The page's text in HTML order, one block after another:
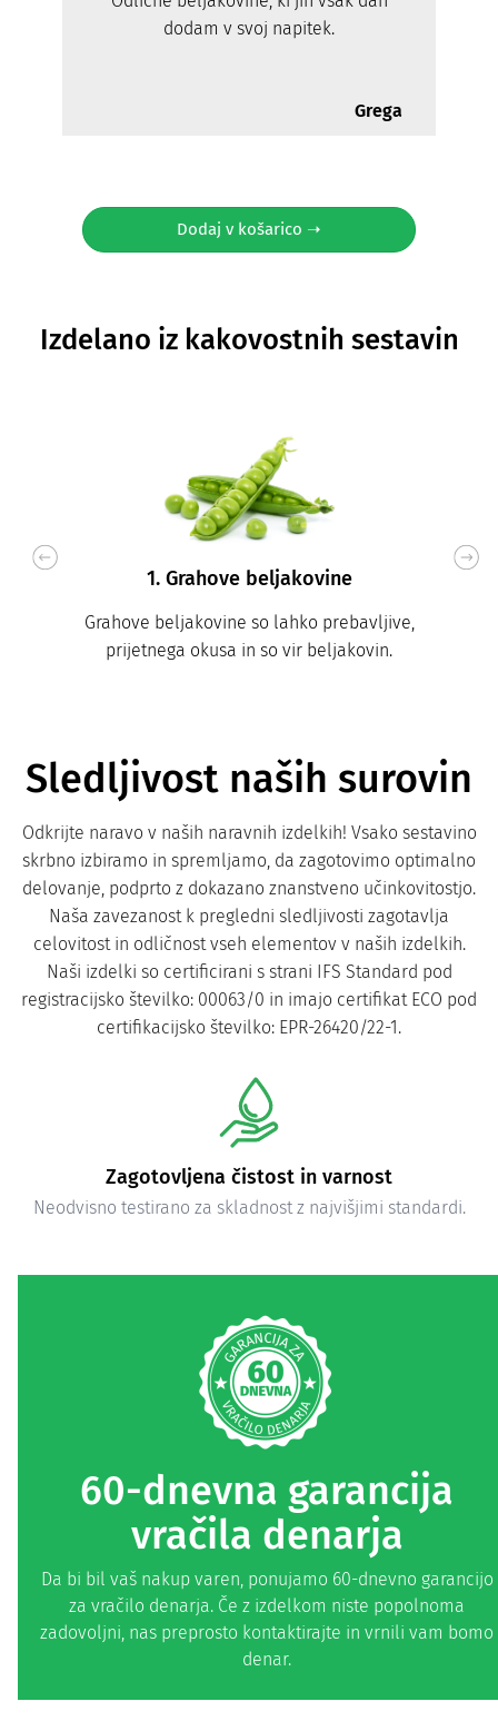
dodam v svoj napitek.
Grega
Dodaj v košarico ➝
Izdelano iz kakovostnih sestavin
1. Grahove beljakovine
Grahove beljakovine so lahko prebavljive,
prijetnega okusa in so vir beljakovin.
Sledljivost naših surovin
Odkrijte naravo v naših naravnih izdelkih! Vsako sestavino
skrbno izbiramo in spremljamo, da zagotovimo optimalno
delovanje, podprto z dokazano znanstveno učinkovitostjo.
Naša zavezanost k pregledni sledljivosti zagotavlja
celovitost in odličnost vseh elementov v naših izdelkih.
Naši izdelki so certificirani s strani IFS Standard pod
registracijsko številko: 00063/0 in imajo certifikat ECO pod
certifikacijsko številko: EPR-26420/22-1.
Zagotovljena čistost in varnost
Neodvisno testirano za skladnost z najvišjimi standardi.
60-dnevna garancija
vračila denarja
Da bi bil vaš nakup varen, ponujamo 60-dnevno garancijo
za vračilo denarja. Če z izdelkom niste popolnoma
zadovoljni, nas preprosto kontaktirajte in vrnili vam bomo
denar.